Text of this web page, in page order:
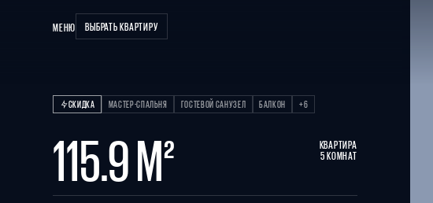
МЕНЮ ВЫБРАТЬ КВАРТИРУ
СКИДКА МАСТЕР-СПАЛЬНЯ ГОСТЕВОЙ САНУЗЕЛ БАЛКОН +6
Квартира 5 КОМНАТ № 142
115.9 М²
КВАРТИРА
5 КОМНАТ